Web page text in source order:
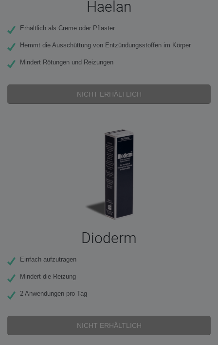
Haelan
Erhältlich als Creme oder Pflaster
Hemmt die Ausschüttung von Entzündungsstoffen im Körper
Mindert Rötungen und Reizungen
NICHT ERHÄLTLICH
Dioderm
Einfach aufzutragen
Mindert die Reizung
2 Anwendungen pro Tag
NICHT ERHÄLTLICH